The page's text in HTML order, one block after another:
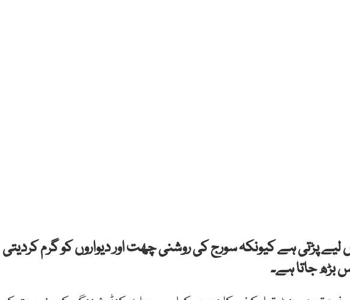
پڑتی ہے کیونکہ سورج کی روشنی چھت اور دیواروں کو گرم کردیتی
بڑھ جاتا ہے۔